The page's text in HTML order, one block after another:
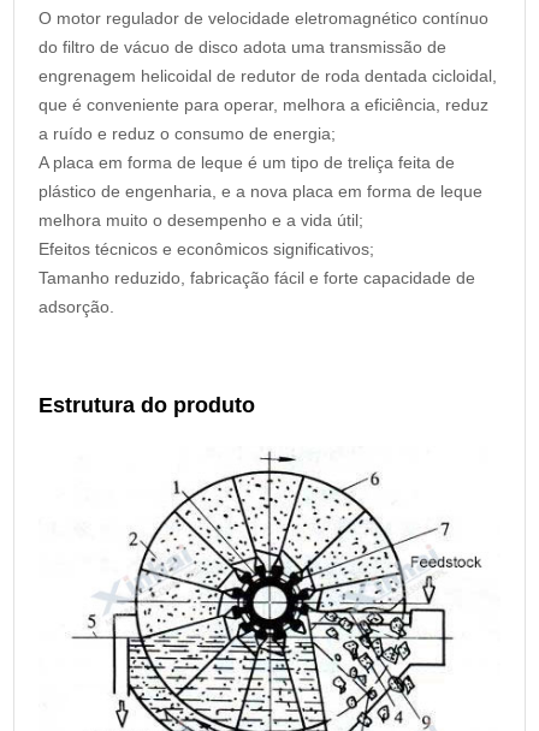
O motor regulador de velocidade eletromagnético contínuo
do filtro de vácuo de disco adota uma transmissão de
engrenagem helicoidal de redutor de roda dentada cicloidal,
que é conveniente para operar, melhora a eficiência, reduz
a ruído e reduz o consumo de energia;
A placa em forma de leque é um tipo de treliça feita de
plástico de engenharia, e a nova placa em forma de leque
melhora muito o desempenho e a vida útil;
Efeitos técnicos e econômicos significativos;
Tamanho reduzido, fabricação fácil e forte capacidade de
adsorção.
Estrutura do produto